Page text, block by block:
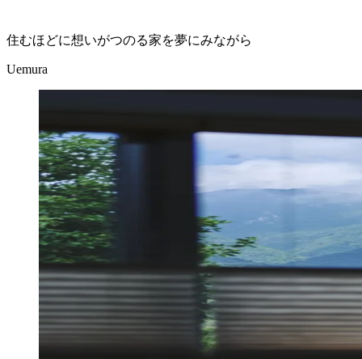
住むほどに想いがつのる家を夢にみながら
Uemura